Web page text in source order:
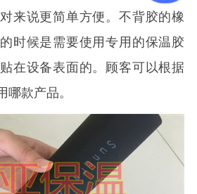
来说更简单方便。不背胶的橡
时候是需要使用专用的保温胶
在设备表面的。顾客可以根据
哪款产品。